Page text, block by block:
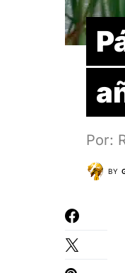
Por:
BY